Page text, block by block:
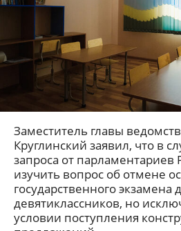
Заместитель главы
Круглинский заявил, что в
запроса от парламентариев
изучить вопрос об отмене
государственного экзамена
девятиклассников, но
условии поступления